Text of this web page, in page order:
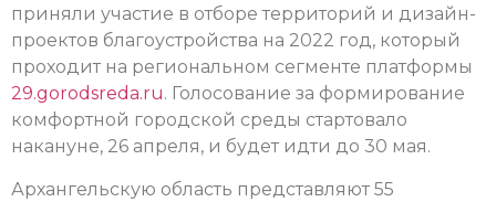
приняли участие в отборе территорий и дизайн-
проектов благоустройства на 2022 год, который
проходит на региональном сегменте платформы
29.gorodsreda.ru. Голосование за формирование
комфортной городской среды стартовало
накануне, 26 апреля, и будет идти до 30 мая.
Архангельскую область представляют 55